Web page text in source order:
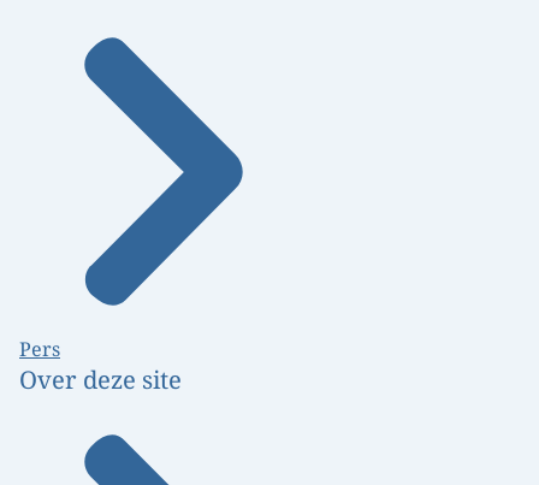
Pers
Over deze site